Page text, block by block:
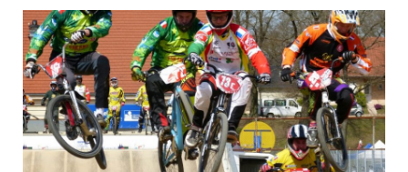
Accueil
Le Club
Contacts
Histoire
1950 à 1969